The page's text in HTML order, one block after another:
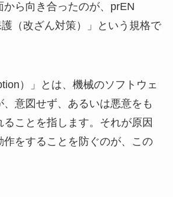
から向き合ったのが、prEN
（改ざん対策）」という規格で
）」とは、機械のソフトウェ
意図せず、あるいは悪意をも
ることを指します。それが原因
作をすることを防ぐのが、この